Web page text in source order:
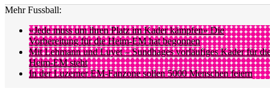
Mehr Fussball:
«Jede muss um ihren Platz im Kader kämpfen» Die
Vorbereitung für die Heim-EM hat begonnen
Mit Lehmann und Luyet – Sundhages vorläufiges Kader für
Heim-EM steht
In der Luzerner EM-Fanzone sollen 5000 Menschen feiern